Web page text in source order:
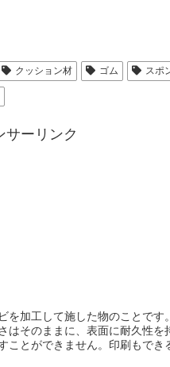
クッション材 ゴム スポ
サーリンク
を加工して施した物のこと です
はそのままに、表面に耐久性
ことができません。印刷もで